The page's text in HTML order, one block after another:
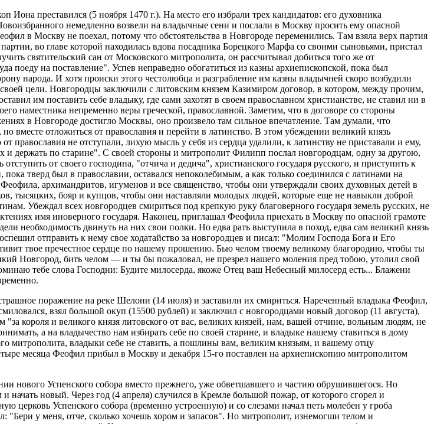
преставился (5 ноября 1470 г.). На место его избрали трех кандидатов: его духовника
немедленно возвели на владычные сени и послали в Москву просить ему опасной
в Москву не поехал, потому что обстоятельства в Новгороде переменились. Там взяла верх партия
во главе которой находилась вдова посадника Борецкого Марфа со своими сыновьями, пристал
святительский сан от Московского митрополита, он рассчитывал добиться того же от
на поставление". Успев неправедно обогатиться из казны архиепископской, пока был
народа. И хотя происки этого честолюбца и разграбление им казны владычней скоро возбудили
цели. Новгородцы заключили с литовским князем Казимиром договор, в котором, между прочим,
им поставить себе владыку, где сами захотят в своем православном христианстве, не ставил ни в
наместника непременно веры греческой, православной. Заметим, что в договоре со стороны
в Новгороде достигло Москвы, оно произвело там сильное впечатление. Там думали, что
вместе отложиться от православия и перейти в латинство. В этом убеждении великий князь
православия не отступали, лихую мысль у себя из сердца удалили, к латинству не приставали и ему,
и держать по старине". С своей стороны и митрополит Филипп послал новгородцам, одну за другою,
от своего господина, "отчича и дедича", христианского государя русского, и приступить к
тверд был в православии, оставался непоколебимым, а как только соединился с латинами на
архимандритов, игуменов и все священство, чтобы они утверждали своих духовных детей в
тысяцких, бояр и купцов, чтобы они наставляли молодых людей, которые еще не навыкли доброй
Убеждал всех новгородцев смириться под крепкую руку благоверного государя земель русских, не
имя иноверного государя. Наконец, приглашал Феофила приехать в Москву по опасной грамоте
необходимость двинуть на них свои полки. Но едва рать выступила в поход, едва сам великий князь
отправить к нему свое ходатайство за новгородцев и писал: "Молим Господа Бога и Его
твое пречестное сердце по нашему прошению. Бью челом твоему великому благородию, чтобы ты
Новгород, бить челом — и ты бы пожаловал, не презрел нашего моления пред тобою, утолил свой
тебе слова Господни: Будите милосерда, якоже Отец ваш Небесный милосерд есть... Блажени
поражение на реке Шелони (14 июля) и заставили их смириться. Нареченный владыка Феофил,
взял большой окуп (15500 рублей) и заключил с новгородцами новый договор (11 августа),
короля и великого князя литовского от вас, великих князей, нам, вашей отчине, вольным людям, не
а на владычество нам избирать себе по своей старине, и владыке нашему ставиться в дому
митрополита, владыки себе не ставить, а пошлины вам, великим князьям, и вашему отцу
месяца Феофил прибыл в Москву и декабря 15-го поставлен на архиепископию митрополитом
нового Успенского собора вместо прежнего, уже обветшавшего и частию обрушившегося. Но
начать новый. Через год (4 апреля) случился в Кремле большой пожар, от которого сгорел и
церковь Успенского собора (временно устроенную) и со слезами начал петь молебен у гроба
"Бери у меня, отче, сколько хочешь хором и запасов". Но митрополит, изнемогши телом и